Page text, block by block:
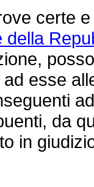
certe e
della
esse
da
in